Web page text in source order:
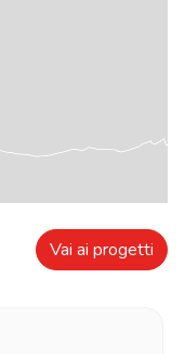
Vai ai progetti